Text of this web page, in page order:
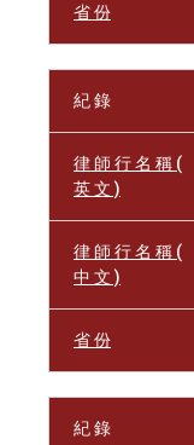
省 份
紀 錄
律 師 行 名 稱 (
英 文 )
律 師 行 名 稱 (
中 文 )
省 份
紀 錄